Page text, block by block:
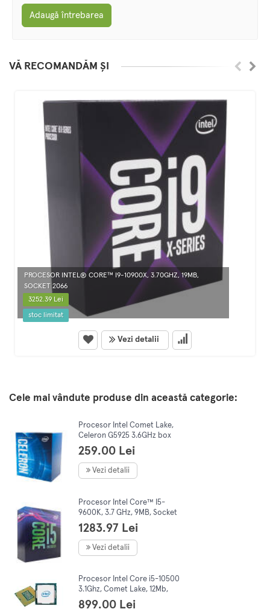
Adaugă întrebarea
VĂ RECOMANDĂM ȘI
PROCESOR INTEL® CORE™ I9-10900X, 3.70GHZ, 19MB,
SOCKET 2066
3252.39 Lei
stoc limitat
Vezi detalii
Cele mai vândute produse din această categorie:
Procesor Intel Comet Lake,
Celeron G5925 3.6GHz box
259.00 Lei
Vezi detalii
Procesor Intel Core™ I5-
9600K, 3.7 GHz, 9MB, Socket
1151- Chipset seria 300
1283.97 Lei
Vezi detalii
Procesor Intel Core i5-10500
3.1Ghz, Comet Lake, 12Mb,
Socket 1200 TRAY
899.00 Lei